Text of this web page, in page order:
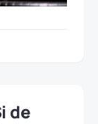
de